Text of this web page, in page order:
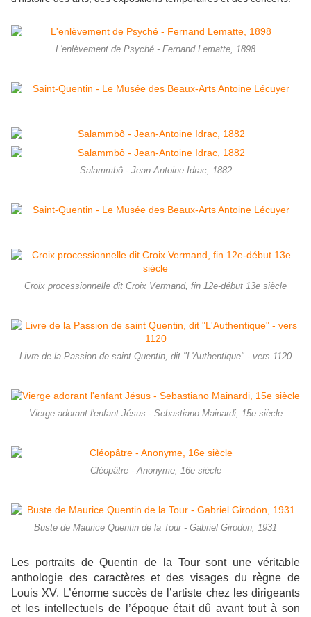
L'enlèvement de Psyché - Fernand Lematte, 1898
Salammbô - Jean-Antoine Idrac, 1882
Croix processionnelle dit Croix Vermand, fin 12e-début 13e siècle
Livre de la Passion de saint Quentin, dit "L'Authentique" - vers 1120
Vierge adorant l'enfant Jésus - Sebastiano Mainardi, 15e siècle
Cléopâtre - Anonyme, 16e siècle
Buste de Maurice Quentin de la Tour - Gabriel Girodon, 1931
Les portraits de Quentin de la Tour sont une véritable
anthologie des caractères et des visages du règne de
Louis XV. L’énorme succès de l’artiste chez les dirigeants
et les intellectuels de l’époque était dû avant tout à son